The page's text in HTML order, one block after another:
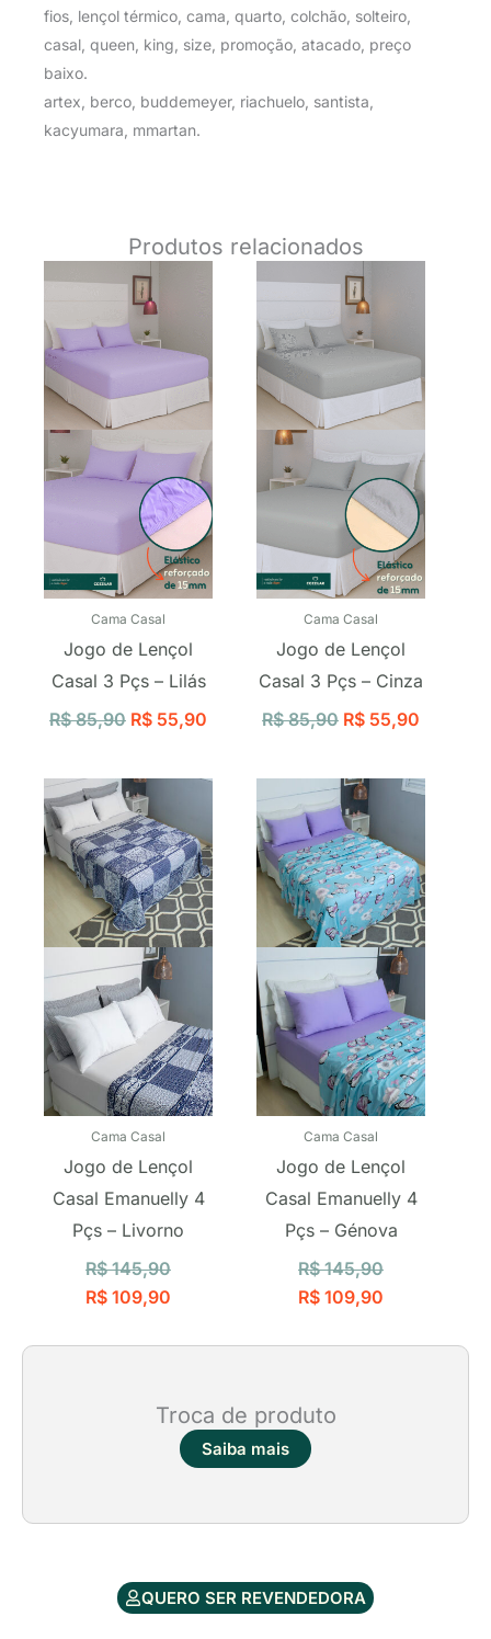
fios, lençol térmico, cama, quarto, colchão, solteiro,
casal, queen, king, size, promoção, atacado, preço
baixo.
artex, berco, buddemeyer, riachuelo, santista,
kacyumara, mmartan.
Produtos relacionados
Cama Casal
Jogo de Lençol
Casal 3 Pçs – Lilás
R$85,90
O
preço
original
era:
R$ 85,90.
R$ 55,90
R$ 55,90.
Cama Casal
Jogo de Lençol
Casal 3 Pçs – Cinza
R$85,90
O
preço
original
era:
R$ 85,90.
R$ 55,90
R$
Cama Casal
Jogo de Lençol
Casal Emanuelly 4
Pçs – Livorno
R$145,90
O
preço
original
era:
R$ 145,90.
R$ 109,90
atual
é:
R$ 109,90.
Cama Casal
Jogo de Lençol
Casal Emanuelly 4
Pçs – Génova
R$145,90
O
preço
original
era:
R$ 145,90.
R$ 109,90
é:
R$ 109,90.
Troca de produto
Saiba mais
QUERO SER REVENDEDORA